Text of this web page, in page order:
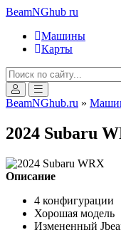
BeamNGhub ru
Машины
Карты
BeamNGhub.ru »
2024 Subaru
Описание
4 конфигурации
Хорошая модель
Измененный